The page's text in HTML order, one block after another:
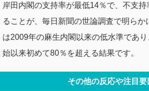
岸田内閣の支持率が最低14％で、不支
ることが、毎日新聞の世論調査で明らか
は2009年の麻生内閣以来の低水準であ
始以来初めて80％を超える結果です。
その他の反応や注目要